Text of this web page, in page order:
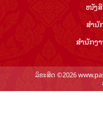
ໜັງສື
ສຳ​ນັ
ສຳ​ນັກ​ງ
ລິຂະສິດ ©2026